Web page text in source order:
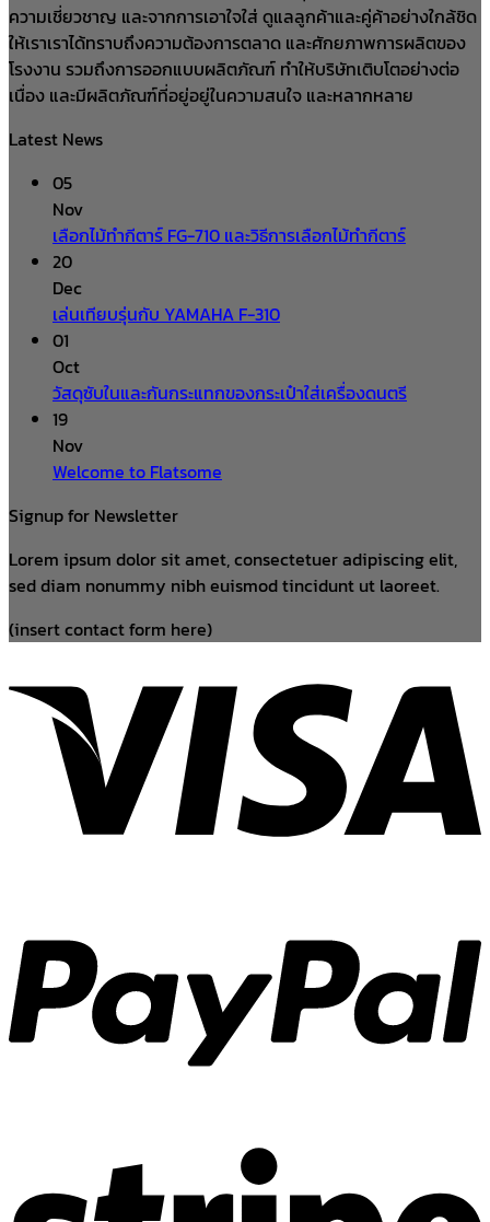
ความเชี่ยวชาญ และจากการเอาใจใส่ ดูแลลูกค้าและคู่ค้าอย่างใกล้ชิด
ให้เราเราได้ทราบถึงความต้องการตลาด และศักยภาพการผลิตของ
โรงงาน รวมถึงการออกแบบผลิตภัณฑ์ ทำให้บริษัทเติบโตอย่างต่อ
เนื่อง และมีผลิตภัณฑ์ที่อยู่อยู่ในความสนใจ และหลากหลาย
Latest News
05
Nov
เลือกไม้ทำกีตาร์ FG-710 และวิธีการเลือกไม้ทำกีตาร์
20
Dec
เล่นเทียบรุ่นกับ YAMAHA F-310
01
Oct
วัสดุซับในและกันกระแทกของกระเป๋าใส่เครื่องดนตรี
19
Nov
Welcome to Flatsome
Signup for Newsletter
Lorem ipsum dolor sit amet, consectetuer adipiscing elit,
sed diam nonummy nibh euismod tincidunt ut laoreet.
(insert contact form here)